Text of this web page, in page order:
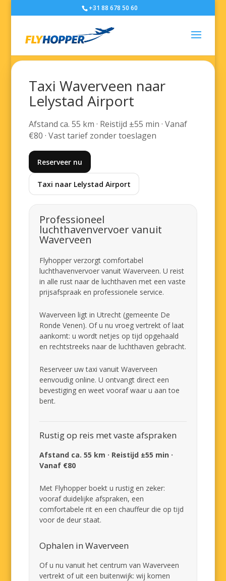
+31 88 678 50 60
Taxi Waverveen naar
Lelystad Airport
Afstand ca. 55 km · Reistijd ±55 min · Vanaf
€80 · Vast tarief zonder toeslagen
Reserveer nu
Taxi naar Lelystad Airport
Professioneel
luchthavenvervoer vanuit
Waverveen
Flyhopper verzorgt comfortabel
luchthavenvervoer vanuit Waverveen. U reist
in alle rust naar de luchthaven met een vaste
prijsafspraak en professionele service.
Waverveen ligt in Utrecht (gemeente De
Ronde Venen). Of u nu vroeg vertrekt of laat
aankomt: u wordt netjes op tijd opgehaald
en rechtstreeks naar de luchthaven gebracht.
Reserveer uw taxi vanuit Waverveen
eenvoudig online. U ontvangt direct een
bevestiging en weet vooraf waar u aan toe
bent.
Rustig op reis met vaste afspraken
Afstand ca. 55 km · Reistijd ±55 min ·
Vanaf €80
Met Flyhopper boekt u rustig en zeker:
vooraf duidelijke afspraken, een
comfortabele rit en een chauffeur die op tijd
voor de deur staat.
Ophalen in Waverveen
Of u nu vanuit het centrum van Waverveen
vertrekt of uit een buitenwijk: wij komen